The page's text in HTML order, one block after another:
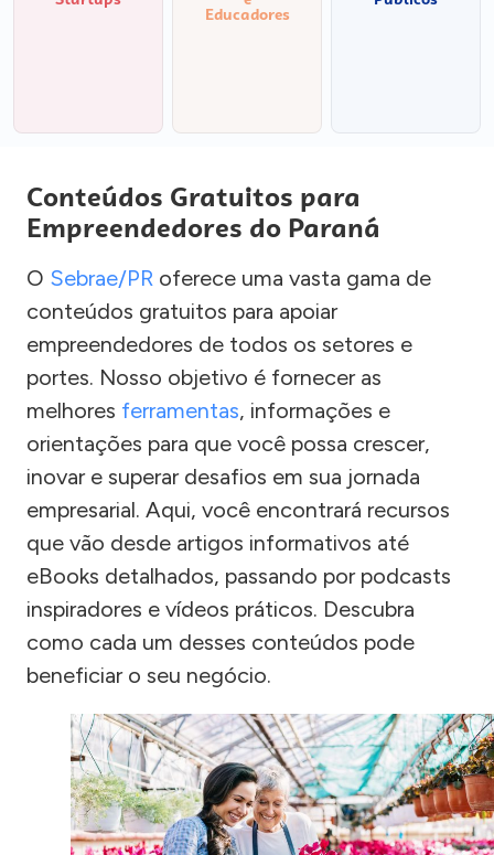
Educadores
Conteúdos Gratuitos para
Empreendedores do Paraná
O Sebrae/PR oferece uma vasta gama de
conteúdos gratuitos para apoiar
empreendedores de todos os setores e
portes. Nosso objetivo é fornecer as
melhores ferramentas, informações e
orientações para que você possa crescer,
inovar e superar desafios em sua jornada
empresarial. Aqui, você encontrará recursos
que vão desde artigos informativos até
eBooks detalhados, passando por podcasts
inspiradores e vídeos práticos. Descubra
como cada um desses conteúdos pode
beneficiar o seu negócio.